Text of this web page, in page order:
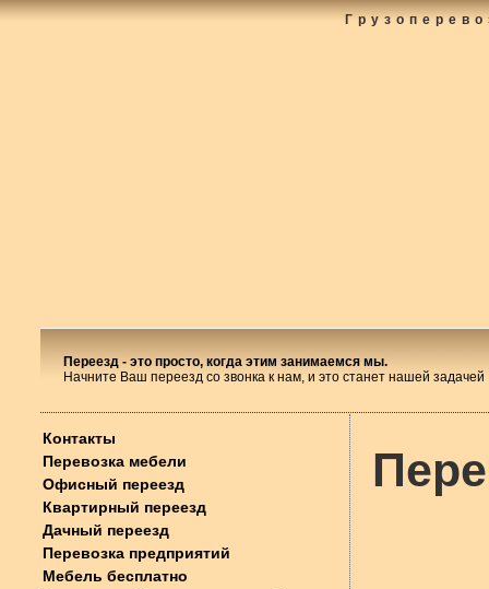
Переезд - это просто, когда этим занимаемся мы.
Начните Ваш переезд со звонка к нам, и это станет нашей задачей
Контакты
Перевозка мебели
Офисный переезд
Квартирный переезд
Дачный переезд
Перевозка предприятий
Мебель бесплатно